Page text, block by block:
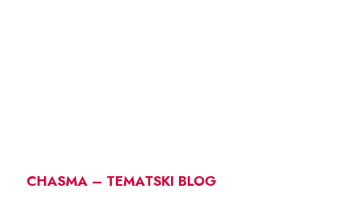
CHASMA – TEMATSKI BLOG